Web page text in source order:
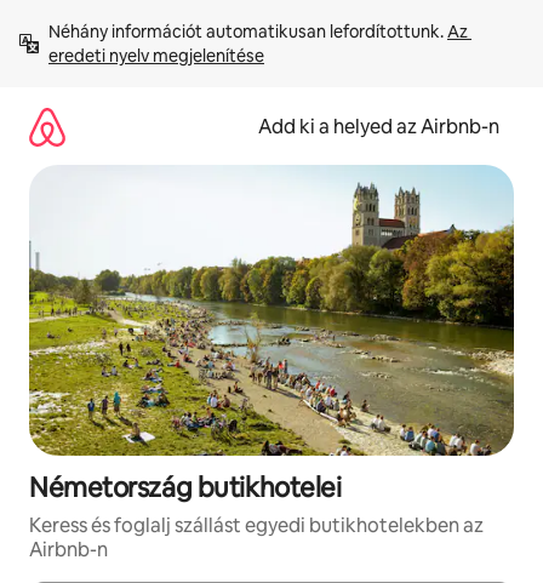
tartalomra
Néhány információt automatikusan lefordítottunk. Az
eredeti nyelv megjelenítése
Add ki a helyed az Airbnb-n
Németország butikhotelei
Keress és foglalj szállást egyedi butikhotelekben az
Airbnb-n